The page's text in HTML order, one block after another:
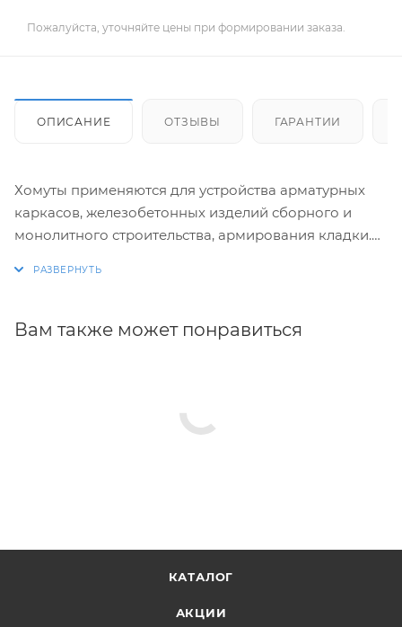
Пожалуйста, уточняйте цены при формировании заказа.
ОПИСАНИЕ ОТЗЫВЫ ГАРАНТИИ
Хомуты применяются для устройства арматурных
каркасов, железобетонных изделий сборного и
монолитного строительства, армирования кладки.
строго выдержаны, благодаря автоматизации
Вам также может понравиться
КАТАЛОГ
АКЦИИ